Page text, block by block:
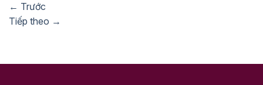
← Trước
Tiếp theo →